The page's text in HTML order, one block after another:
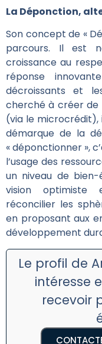
La Déponction,
Son concept de «
parcours. Il est
croissance au
réponse
décroissants et
cherché à créer de
(via le microcrédit),
démarque de la
« déponctionner »,
l’usage des
un niveau de
vision optimiste
réconcilier les
en proposant aux
développement
Le profil de
intéresse
recevoir